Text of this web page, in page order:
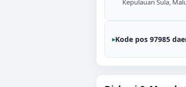
Kepulauan Sula,
Kode pos 97985